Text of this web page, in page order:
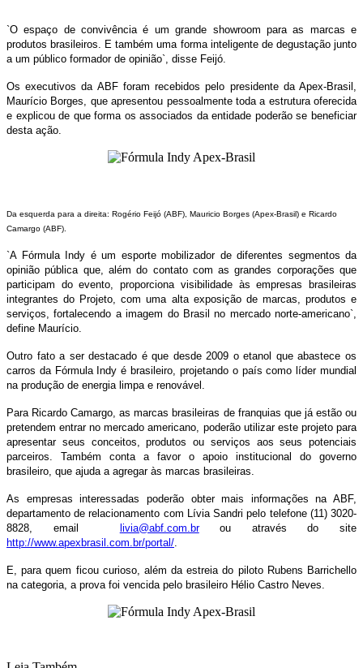
`O espaço de convivência é um grande showroom para as marcas e
produtos brasileiros. E também uma forma inteligente de degustação junto
a um público formador de opinião`, disse Feijó.
Os executivos da ABF foram recebidos pelo presidente da Apex-Brasil,
Maurício Borges, que apresentou pessoalmente toda a estrutura oferecida
e explicou de que forma os associados da entidade poderão se beneficiar
desta ação.
Da esquerda para a direita: Rogério Feijó (ABF), Mauricio Borges (Apex-Brasil) e Ricardo
Camargo (ABF).
`A Fórmula Indy é um esporte mobilizador de diferentes segmentos da
opinião pública que, além do contato com as grandes corporações que
participam do evento, proporciona visibilidade às empresas brasileiras
integrantes do Projeto, com uma alta exposição de marcas, produtos e
serviços, fortalecendo a imagem do Brasil no mercado norte-americano`,
define Maurício.
Outro fato a ser destacado é que desde 2009 o etanol que abastece os
carros da Fórmula Indy é brasileiro, projetando o país como líder mundial
na produção de energia limpa e renovável.
Para Ricardo Camargo, as marcas brasileiras de franquias que já estão ou
pretendem entrar no mercado americano, poderão utilizar este projeto para
apresentar seus conceitos, produtos ou serviços aos seus potenciais
parceiros. Também conta a favor o apoio institucional do governo
brasileiro, que ajuda a agregar às marcas brasileiras.
As empresas interessadas poderão obter mais informações na ABF,
departamento de relacionamento com Lívia Sandri pelo telefone (11) 3020-
8828, email
livia@abf.com.brou através do site
http://www.apexbrasil.com.br/portal/.
E, para quem ficou curioso, além da estreia do piloto Rubens Barrichello
na categoria, a prova foi vencida pelo brasileiro Hélio Castro Neves.